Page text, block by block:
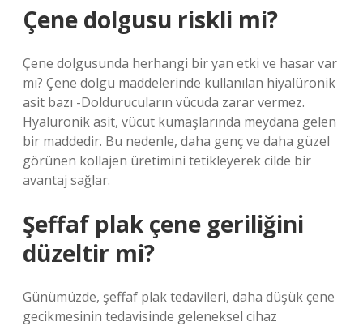
Çene dolgusu riskli mi?
Çene dolgusunda herhangi bir yan etki ve hasar var
mı? Çene dolgu maddelerinde kullanılan hiyalüronik
asit bazı -Doldurucuların vücuda zarar vermez.
Hyaluronik asit, vücut kumaşlarında meydana gelen
bir maddedir. Bu nedenle, daha genç ve daha güzel
görünen kollajen üretimini tetikleyerek cilde bir
avantaj sağlar.
Şeffaf plak çene geriliğini
düzeltir mi?
Günümüzde, şeffaf plak tedavileri, daha düşük çene
gecikmesinin tedavisinde geleneksel cihaz